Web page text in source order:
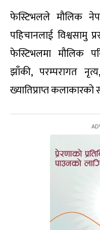
फेस्टिभलले मौलिक
पहिचानलाई विश्वसामु
फेस्टिभलमा मौलिक
झाँकी, परम्परागत
ख्यातिप्राप्त कलाकारको